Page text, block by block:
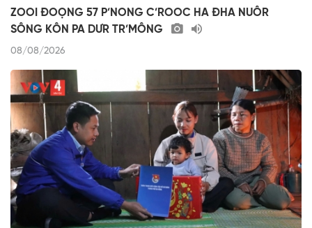
ZOOI ĐOỌNG 57 P’NONG C’ROOC HA ĐHA NUÔR
SÔNG KÔN PA DƯR TR’MÔNG
08/08/2026